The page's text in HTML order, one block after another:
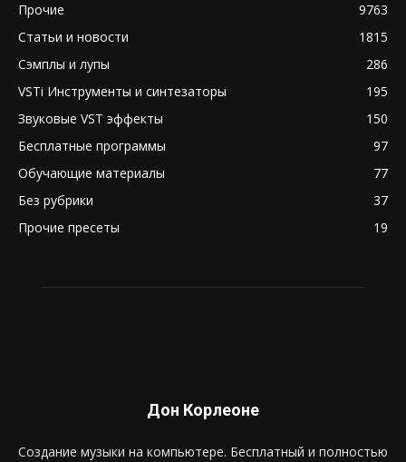
Прочие
9763
Статьи и новости
1815
Сэмплы и лупы
286
VSTi Инструменты и синтезаторы
195
Звуковые VST эффекты
150
Бесплатные программы
97
Обучающие материалы
77
Без рубрики
37
Прочие пресеты
19
Дон Корлеоне
Создание музыки на компьютере. Бесплатный и полностью